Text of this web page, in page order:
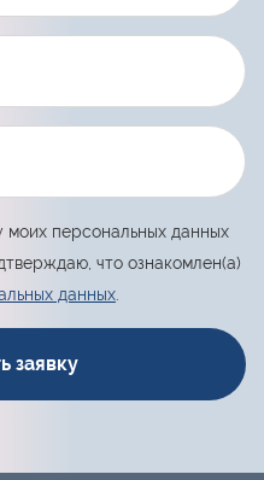
моих персональных данных
что ознакомлен(а)
данных